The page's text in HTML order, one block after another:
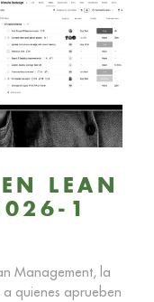
LEAN
1
Management, la
quienes aprueben